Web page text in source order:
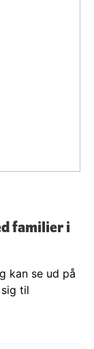
familier i
kan se ud på
til